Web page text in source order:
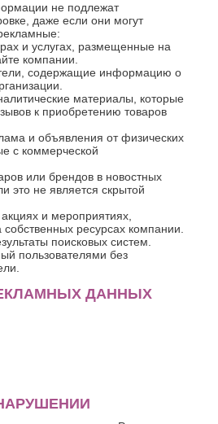
не подлежат
даже если они могут
и услугах, размещенные на
компании.
содержащие информацию о
материалы, которые
к приобретению товаров
и объявления от физических
с коммерческой
или брендов в новостных
это не является скрытой
и мероприятиях,
ресурсах компании.
поисковых систем.
пользователями без
ДАННЫХ